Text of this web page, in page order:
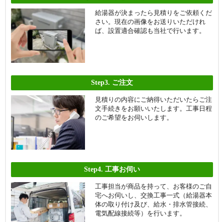
給湯器が決まったら見積りをご依頼くだ
さい。現在の画像をお送りいただけれ
ば、設置適合確認も当社で行います。
Step3. ご注文
見積りの内容にご納得いただいたらご注
文手続きをお願いいたします。工事日程
のご希望をお伺いします。
Step4. 工事お伺い
工事担当が商品を持って、お客様のご自
宅へお伺いし、交換工事一式（給湯器本
体の取り付け及び、給水・排水管接続、
電気配線接続等）を行います。